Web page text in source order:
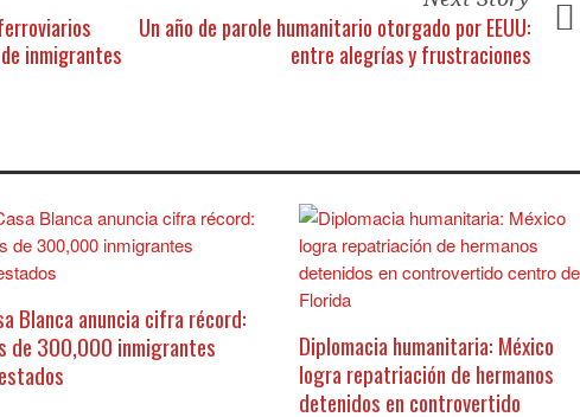
inmigrantes
Un año de parole humanitario otorgado por EEUU:
entre alegrías y frustraciones
Blanca anuncia cifra récord:
de 300,000 inmigrantes
Diplomacia humanitaria: México
logra repatriación de hermanos
detenidos en controvertido